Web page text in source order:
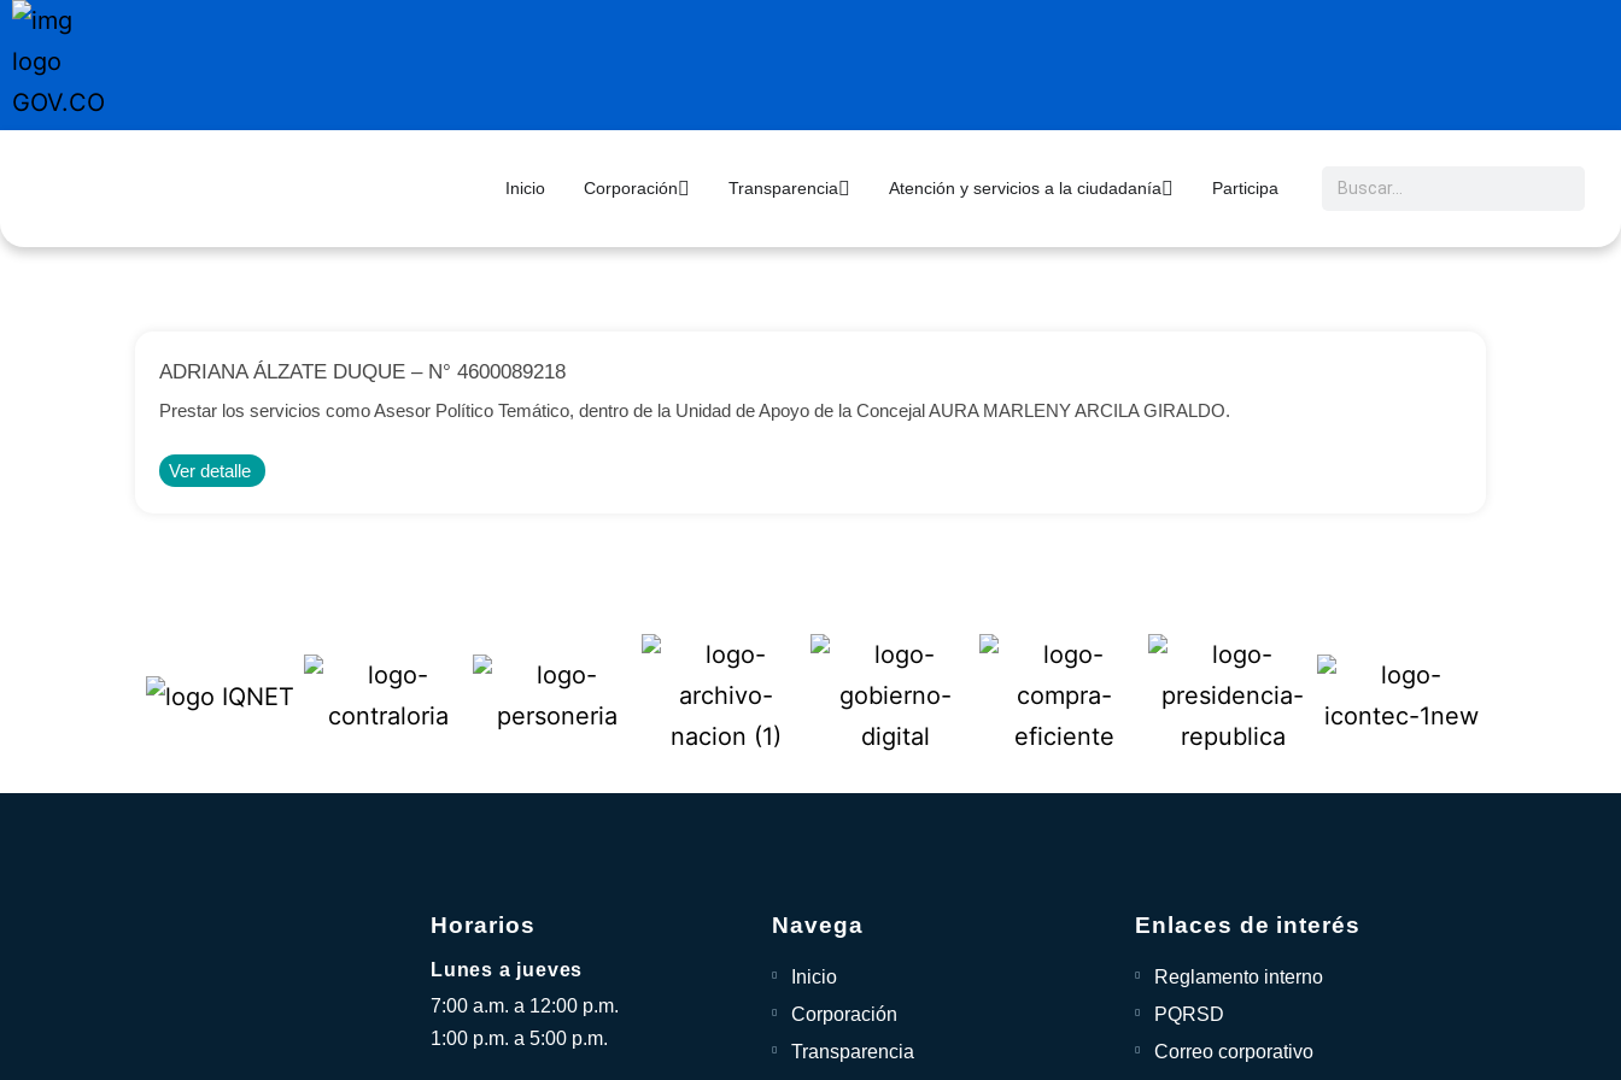
Inicio Corporación Transparencia Atención y servicios a la ciudadanía Participa
ADRIANA ÁLZATE DUQUE – N° 4600089218
Prestar los servicios como Asesor Político Temático, dentro de la Unidad de Apoyo de la Concejal AURA MARLENY ARCILA GIRALDO.
Ver detalle
Horarios
Lunes a jueves
7:00 a.m. a 12:00 p.m.
1:00 p.m. a 5:00 p.m.
Navega
Inicio
Corporación
Transparencia
Enlaces de interés
Reglamento interno
PQRSD
Correo corporativo